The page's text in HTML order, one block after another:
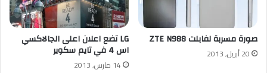
صورة مسربة لفابلت ZTE N988
20 أبريل, 2013
LG تضع اعلان اعلى الجالاكسي
اس 4 في تايم سكوير
14 مارس, 2013